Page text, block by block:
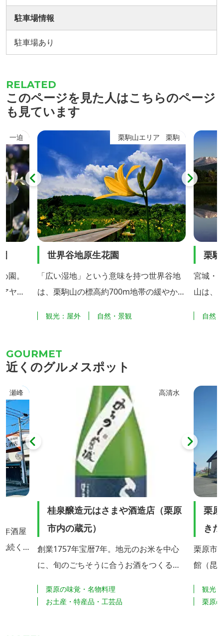
駐車場情報
駐車場あり
このページを見た人はこちらのページ
も見ています
一迫
園。
ヤメ
を設
ショ
化」
園」
栗駒山エリア 栗駒
世界谷地原生花園
「広い湿地」という意味を持つ世界谷地
は、栗駒山の標高約700m地帯の緩やかな
重な高山植物の宝庫となっています。 5
ゲ、サラサドウダン、サワラン、イワカ
ガミ、キンコウカなど様々な高山植物に
出会うことができます。 特に、6月中旬
に咲くオレンジ色のニッコウキスゲ（写
真）は大群生は全国的にも有名で世界谷
地の代名詞となっていま...
観光：屋外 自然・景観
栗
宮城・
山は、
馬の姿
で望む
自然
近くのグルメスポット
瀬峰
酒屋
続く
高清水
桂泉醸造元はさまや酒造店（栗原
市内の蔵元）
創業1757年宝暦7年。地元のお米を中心
に、旬のごちそうに合うお酒をつくる女
栗原の味覚・名物料理
お土産・特産品・工芸品
栗
き
栗原市
館（昆
虫の生
観光
栗原